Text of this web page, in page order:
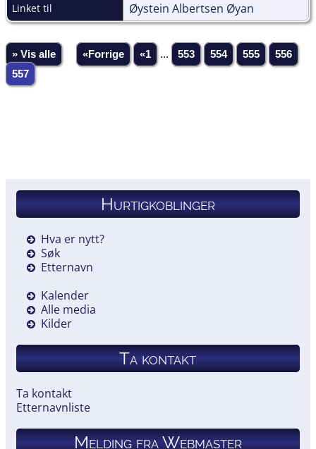
Linket til Øystein Albertsen Øyan
» Vis alle «Forrige «1 ... 553 554 555
556
557
Hurtigkoblinger
Hva er nytt?
Søk
Etternavn
Kalender
Alle media
Kilder
Ta kontakt
Ta kontakt
Etternavnliste
Melding fra Webmaster